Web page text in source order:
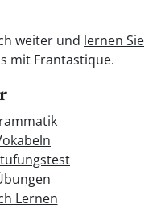
weiter und lernen Sie
mit Frantastique.
Lernen